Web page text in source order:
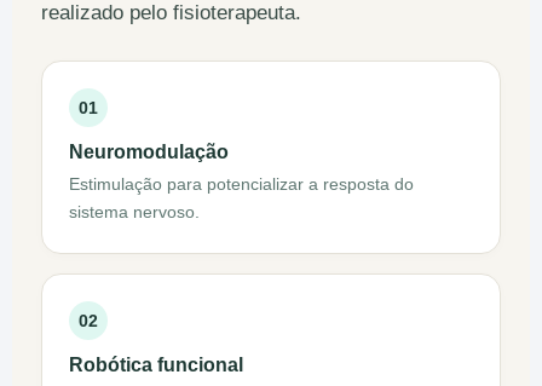
realizado pelo fisioterapeuta.
01
Neuromodulação
Estimulação para potencializar a resposta do
sistema nervoso.
02
Robótica funcional